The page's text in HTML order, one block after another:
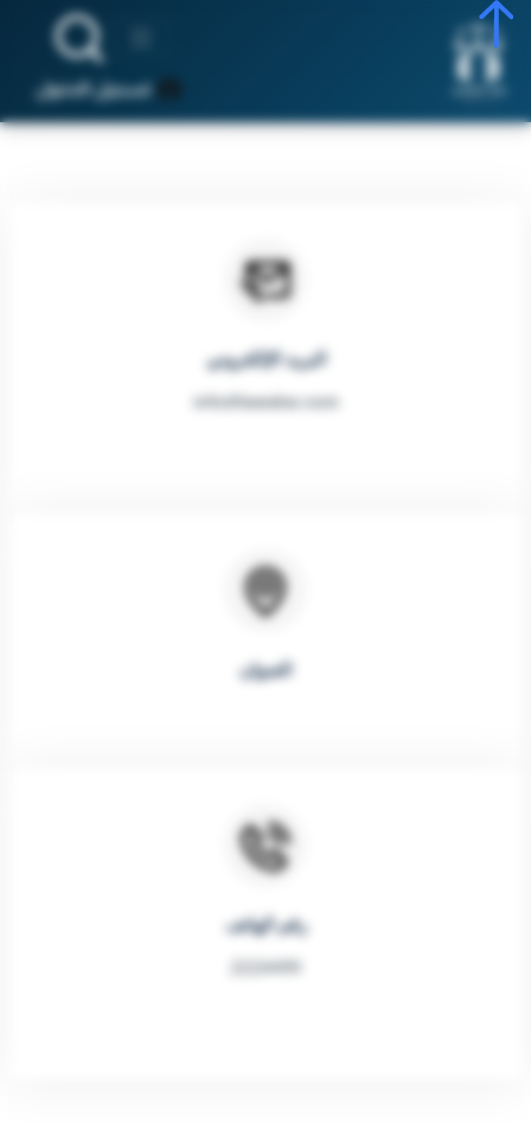
تسجيل الدخول
البريد الإلكتروني
info@lawskw.com
العنوان
رقم الهاتف